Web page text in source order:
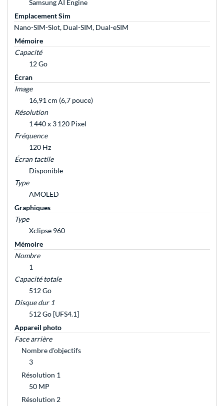
Samsung AI Engine
Emplacement Sim
Nano-SIM-Slot, Dual-SIM, Dual-eSIM
Mémoire
Capacité
12 Go
Écran
Image
16,91 cm (6,7 pouce)
Résolution
1 440 x 3 120 Pixel
Fréquence
120 Hz
Écran tactile
Disponible
Type
AMOLED
Graphiques
Type
Xclipse 960
Mémoire
Nombre
1
Capacité totale
512 Go
Disque dur 1
512 Go [UFS4.1]
Appareil photo
Face arrière
Nombre d'objectifs
3
Résolution 1
50 MP
Résolution 2